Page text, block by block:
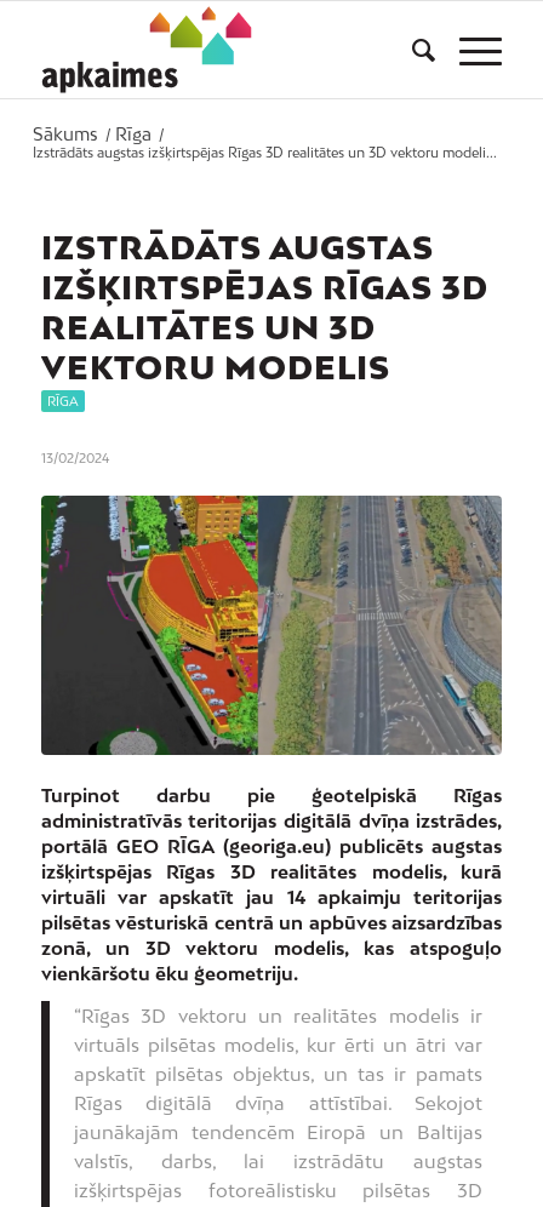
Sākums / Rīga
/
Izstrādāts augstas izšķirtspējas Rīgas 3D realitātes un 3D vektoru modeli...
IZSTRĀDĀTS AUGSTAS
IZŠĶIRTSPĒJAS RĪGAS 3D
REALITĀTES UN 3D
VEKTORU MODELIS
RĪGA
13/02/2024
Turpinot darbu pie ģeotelpiskā Rīgas
administratīvās teritorijas digitālā dvīņa izstrādes,
portālā GEO RĪGA (georiga.eu) publicēts augstas
izšķirtspējas Rīgas 3D realitātes modelis, kurā
virtuāli var apskatīt jau 14 apkaimju teritorijas
pilsētas vēsturiskā centrā un apbūves aizsardzības
zonā, un 3D vektoru modelis, kas atspoguļo
vienkāršotu ēku ģeometriju.
“Rīgas 3D vektoru un realitātes modelis ir
virtuāls pilsētas modelis, kur ērti un ātri var
apskatīt pilsētas objektus, un tas ir pamats
Rīgas digitālā dvīņa attīstībai. Sekojot
jaunākajām tendencēm Eiropā un Baltijas
valstīs, darbs, lai izstrādātu augstas
izšķirtspējas fotoreālistisku pilsētas 3D